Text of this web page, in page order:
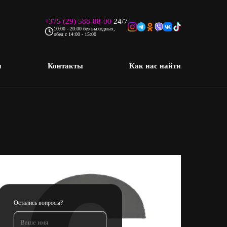
+375 (29) 588-88-00 24/7
10:00 - 20:00 без выходных,
обед с 14:00 - 15:00
Замена клавиатуры ноутбука
Контакты Как нас найти
Остались вопросы?